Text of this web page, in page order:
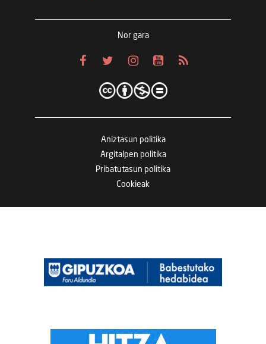
Nor gara
Aniztasun politika
Argitalpen politika
Pribatutasun politika
Cookieak